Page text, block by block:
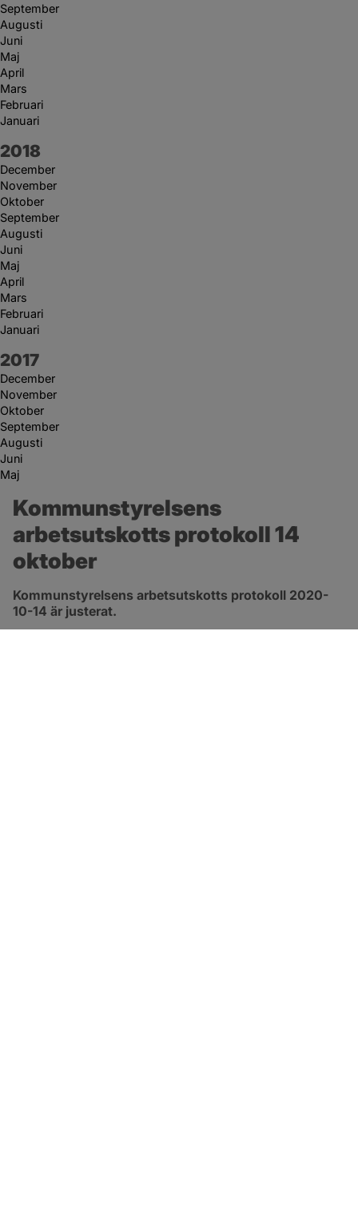
September
Augusti
Juni
Maj
April
Mars
Februari
Januari
År:
2018
December
November
Oktober
September
Augusti
Juni
Maj
April
Mars
Februari
Januari
År:
2017
December
November
Oktober
September
Augusti
Juni
Maj
Kommunstyrelsens
arbetsutskotts protokoll 14
oktober
Kommunstyrelsens arbetsutskotts protokoll 2020-
10-14 är justerat.